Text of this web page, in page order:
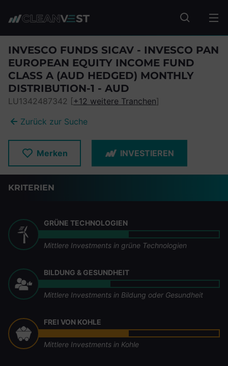
Fonds
INVESCO FUNDS SICAV - INVESCO PAN
EUROPEAN EQUITY INCOME FUND
CLASS A (AUD HEDGED) MONTHLY
DISTRIBUTION-1 - AUD
LU1342487342 [+12 weitere Tranchen]
Zurück zur Suche
Merken INVESTIEREN
KRITERIEN
GRÜNE TECHNOLOGIEN
Mittlere Investments in grüne Technologien
BILDUNG & GESUNDHEIT
Mittlere Investments in Bildung oder Gesundheit
FREI VON KOHLE
Mittlere Investments in Kohle